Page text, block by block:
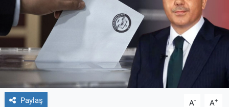
Paylaş A- A+